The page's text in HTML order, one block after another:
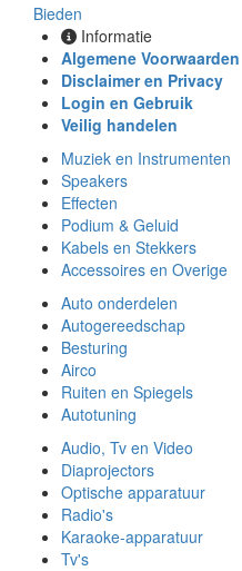
Bieden
Informatie
Algemene Voorwaarden
Disclaimer en Privacy
Login en Gebruik
Veilig handelen
Muziek en Instrumenten
Speakers
Effecten
Podium & Geluid
Kabels en Stekkers
Accessoires en Overige
Auto onderdelen
Autogereedschap
Besturing
Airco
Ruiten en Spiegels
Autotuning
Audio, Tv en Video
Diaprojectors
Optische apparatuur
Radio's
Karaoke-apparatuur
Tv's